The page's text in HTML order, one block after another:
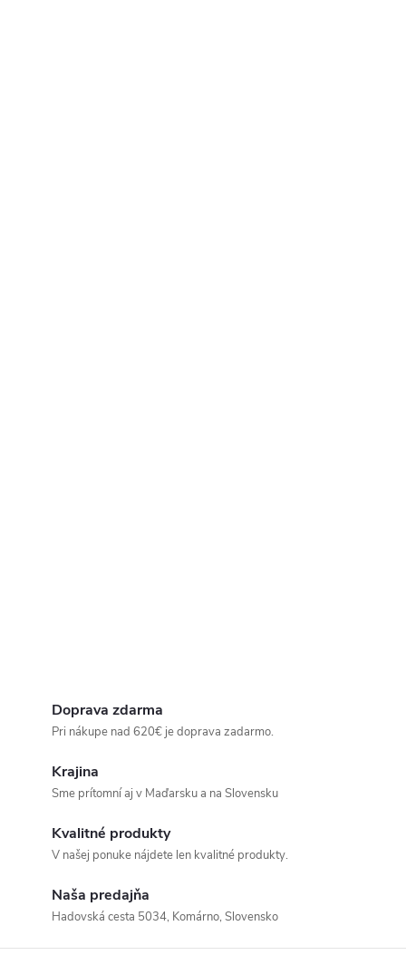
Doprava zdarma
Pri nákupe nad 620€ je doprava zadarmo.
Krajina
Sme prítomní aj v Maďarsku a na Slovensku
Kvalitné produkty
V našej ponuke nájdete len kvalitné produkty.
Naša predajňa
Hadovská cesta 5034, Komárno, Slovensko